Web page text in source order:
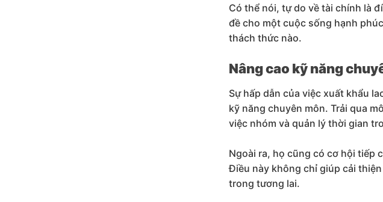
Có thể nói, tự do về tài chính là
đề cho một cuộc sống hạnh
thách thức nào.
Nâng cao kỹ năng
Sự hấp dẫn của việc xuất khẩu
kỹ năng chuyên môn. Trải qua
việc nhóm và quản lý thời gian
Ngoài ra, họ cũng có cơ hội tiếp
Điều này không chỉ giúp cải
trong tương lai.